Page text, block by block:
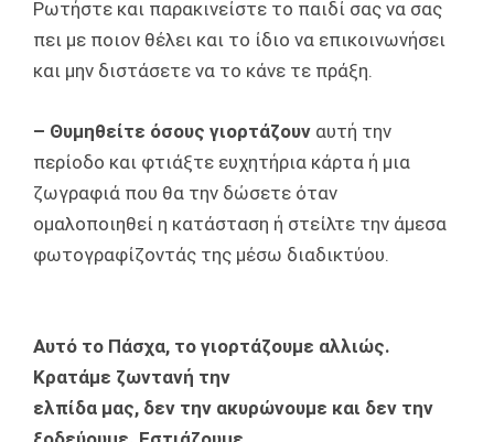
Ρωτήστε και παρακινείστε το παιδί σας να σας
πει με ποιον θέλει και το ίδιο να επικοινωνήσει
και μην διστάσετε να το κάνε τε πράξη.
– Θυμηθείτε όσους γιορτάζουν αυτή την
περίοδο και φτιάξτε ευχητήρια κάρτα ή μια
ζωγραφιά που θα την δώσετε όταν
ομαλοποιηθεί η κατάσταση ή στείλτε την άμεσα
φωτογραφίζοντάς της μέσω διαδικτύου.
Αυτό το Πάσχα, το γιορτάζουμε αλλιώς.
Κρατάμε ζωντανή την
ελπίδα μας, δεν την ακυρώνουμε και δεν την